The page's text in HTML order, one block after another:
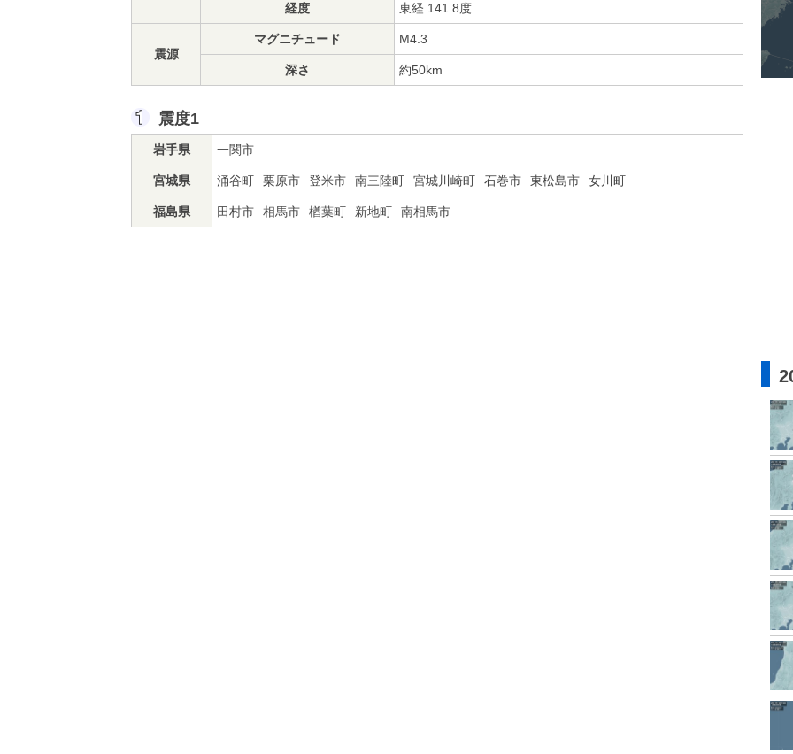
経度 東経 141.8度
震源
マグニチュード M4.3
深さ 約50km
震度1
岩手県 一関市
宮城県 涌谷町 栗原市 登米市 南三陸町 宮城川崎町 石巻市 東松島市 女川町
福島県 田村市 相馬市 楢葉町 新地町 南相馬市